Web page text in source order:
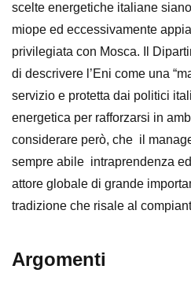
scelte energetiche italiane
miope ed eccessivamente
privilegiata con Mosca. Il
di descrivere l’Eni come una
servizio e protetta dai politici
energetica per rafforzarsi in
considerare però, che il
sempre abile intraprendenza
attore globale di grande
tradizione che risale al
Argomenti